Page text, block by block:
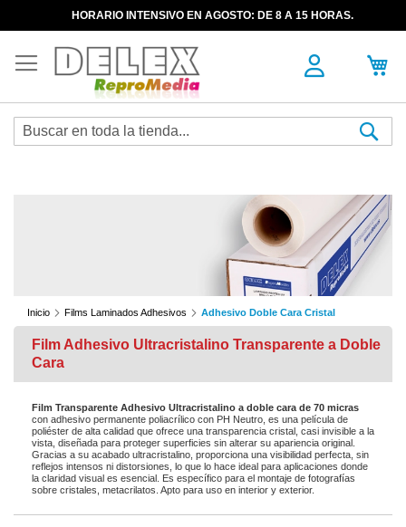
HORARIO INTENSIVO EN AGOSTO: DE 8 A 15 HORAS.
Inicio Films Laminados Adhesivos Adhesivo Doble Cara Cristal
Film Adhesivo Ultracristalino Transparente a Doble
Cara
Film Transparente Adhesivo Ultracristalino a doble cara de 70 micras
con adhesivo permanente poliacrílico con PH Neutro, es una película de
poliéster de alta calidad que ofrece una transparencia cristal, casi invisible a la
vista, diseñada para proteger superficies sin alterar su apariencia original.
Gracias a su acabado ultracristalino, proporciona una visibilidad perfecta, sin
reflejos intensos ni distorsiones, lo que lo hace ideal para aplicaciones donde
la claridad visual es esencial. Es específico para el montaje de fotografías
sobre cristales, metacrilatos. Apto para uso en interior y exterior.